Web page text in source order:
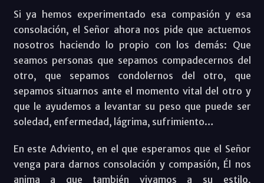
Si ya hemos experimentado esa compasión y esa
consolación, el Señor ahora nos pide que actuemos
nosotros haciendo lo propio con los demás: Que
seamos personas que sepamos compadecernos del
otro, que sepamos condolernos del otro, que
sepamos situarnos ante el momento vital del otro y
que le ayudemos a levantar su peso que puede ser
soledad, enfermedad, lágrima, sufrimiento…
En este Adviento, en el que esperamos que el Señor
venga para darnos consolación y compasión, Él nos
anima a que también vivamos a su estilo,